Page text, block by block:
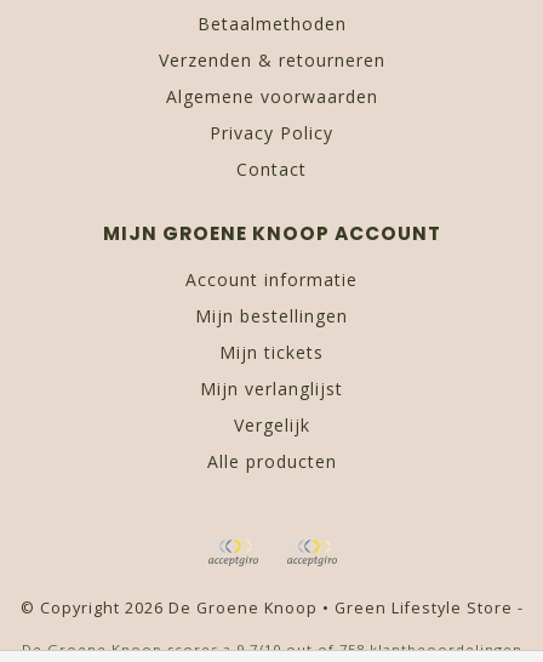
Betaalmethoden
Verzenden & retourneren
Algemene voorwaarden
Privacy Policy
Contact
MIJN GROENE KNOOP ACCOUNT
Account informatie
Mijn bestellingen
Mijn tickets
Mijn verlanglijst
Vergelijk
Alle producten
© Copyright 2026 De Groene Knoop • Green Lifestyle Store -
De Groene Knoop scores a 9,7/10out of758klantbeoordelingen